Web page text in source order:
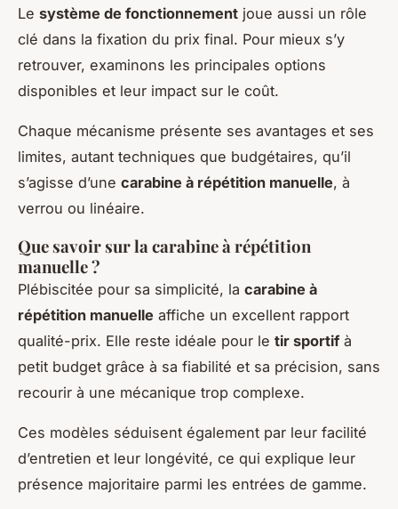
Le système de fonctionnement joue aussi un rôle
clé dans la fixation du prix final. Pour mieux s’y
retrouver, examinons les principales options
disponibles et leur impact sur le coût.
Chaque mécanisme présente ses avantages et ses
limites, autant techniques que budgétaires, qu’il
s’agisse d’une carabine à répétition manuelle, à
verrou ou linéaire.
Que savoir sur la carabine à répétition
manuelle ?
Plébiscitée pour sa simplicité, la carabine à
répétition manuelle affiche un excellent rapport
qualité-prix. Elle reste idéale pour le tir sportifà
petit budget grâce à sa fiabilité et sa précision, sans
recourir à une mécanique trop complexe.
Ces modèles séduisent également par leur facilité
d’entretien et leur longévité, ce qui explique leur
présence majoritaire parmi les entrées de gamme.